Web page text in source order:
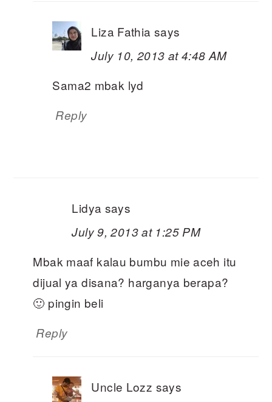
Liza Fathia says
July 10, 2013 at 4:48 AM
Sama2 mbak lyd
Reply
Lidya says
July 9, 2013 at 1:25 PM
Mbak maaf kalau bumbu mie aceh itu
dijual ya disana? harganya berapa?
🙂 pingin beli
Reply
Uncle Lozz says